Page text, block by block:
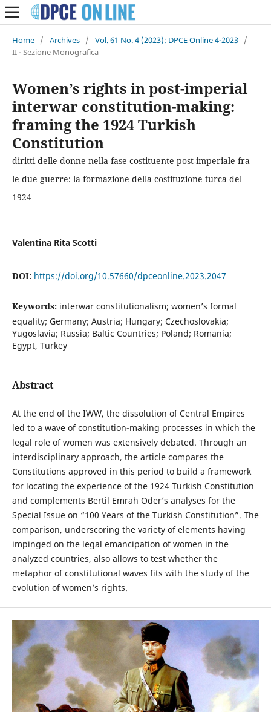
Home / Archives / Vol. 61 No. 4 (2023): DPCE Online 4-2023 /
II - Sezione Monografica
Women’s rights in post-imperial
interwar constitution-making:
framing the 1924 Turkish
Constitution
diritti delle donne nella fase costituente post-imperiale fra
le due guerre: la formazione della costituzione turca del
1924
Valentina Rita Scotti
DOI: https://doi.org/10.57660/dpceonline.2023.2047
Keywords: interwar constitutionalism; women’s formal
equality; Germany; Austria; Hungary; Czechoslovakia;
Yugoslavia; Russia; Baltic Countries; Poland; Romania;
Egypt, Turkey
Abstract
At the end of the IWW, the dissolution of Central Empires
led to a wave of constitution-making processes in which the
legal role of women was extensively debated. Through an
interdisciplinary approach, the article compares the
Constitutions approved in this period to build a framework
for locating the experience of the 1924 Turkish Constitution
and complements Bertil Emrah Oder’s analyses for the
Special Issue on “100 Years of the Turkish Constitution”. The
comparison, underscoring the variety of elements having
impinged on the legal emancipation of women in the
analyzed countries, also allows to test whether the
metaphor of constitutional waves fits with the study of the
evolution of women’s rights.